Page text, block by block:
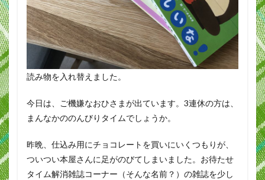
読み物を入れ替えました。
今日は、ご機嫌なおひさまが出ています。3連休の方は、
まんなかののんびりタイムでしょうか。
昨晩、仕込み用にチョコレートを買いにいくつもりが、
ついつい本屋さんに足がのびてしまいました。お待たせ
タイム解消雑誌コーナー（そんな名前？）の雑誌を少し